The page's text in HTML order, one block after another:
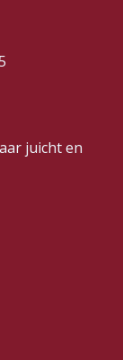
juicht en